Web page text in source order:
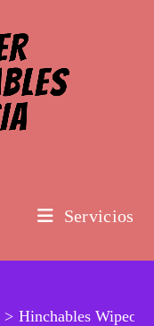
Servicios
> Hinchables